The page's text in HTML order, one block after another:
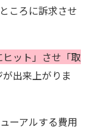
ころに訴求させ
ヒット」させ「取
出来上がりま
ーアルする費用